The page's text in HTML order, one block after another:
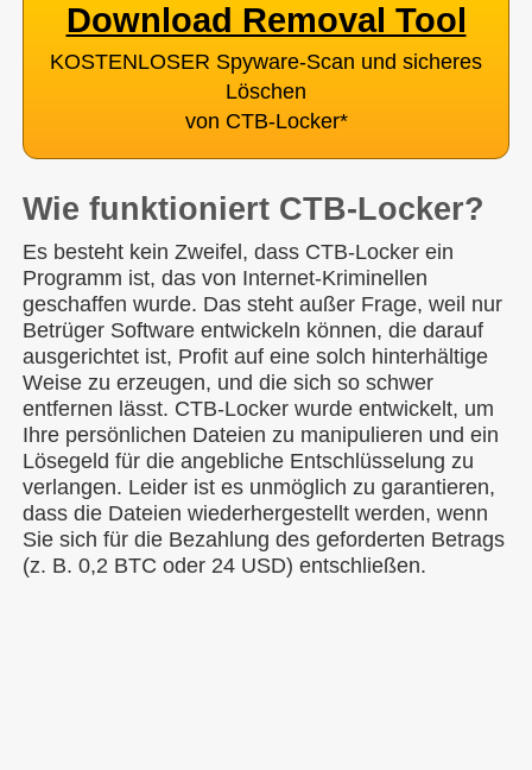
Download Removal Tool
KOSTENLOSER Spyware-Scan und sicheres
Löschen
von CTB-Locker*
Wie funktioniert CTB-Locker?
Es besteht kein Zweifel, dass CTB-Locker ein
Programm ist, das von Internet-Kriminellen
geschaffen wurde. Das steht außer Frage, weil nur
Betrüger Software entwickeln können, die darauf
ausgerichtet ist, Profit auf eine solch hinterhältige
Weise zu erzeugen, und die sich so schwer
entfernen lässt. CTB-Locker wurde entwickelt, um
Ihre persönlichen Dateien zu manipulieren und ein
Lösegeld für die angebliche Entschlüsselung zu
verlangen. Leider ist es unmöglich zu garantieren,
dass die Dateien wiederhergestellt werden, wenn
Sie sich für die Bezahlung des geforderten Betrags
(z. B. 0,2 BTC oder 24 USD) entschließen.